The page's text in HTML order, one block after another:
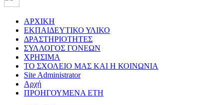
ΑΡΧΙΚΗ
ΕΚΠΑΙΔΕΥΤΙΚΟ ΥΛΙΚΟ
ΔΡΑΣΤΗΡΙΟΤΗΤΕΣ
ΣΥΛΛΟΓΟΣ ΓΟΝΕΩΝ
ΧΡΗΣΙΜΑ
ΤΟ ΣΧΟΛΕΙΟ ΜΑΣ ΚΑΙ Η ΚΟΙΝΩΝΙΑ
Site Administrator
Αρχή
ΠΡΟΗΓΟΥΜΕΝΑ ΕΤΗ